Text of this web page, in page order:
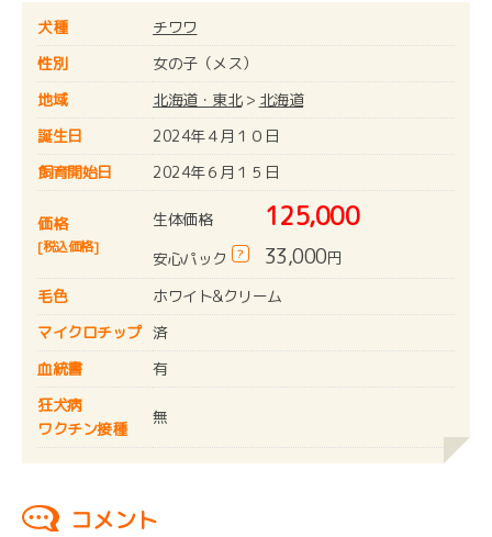
犬種
チワワ
性別
女の子（メス）
地域
北海道・東北> 北海道
誕生日
2024年４月１０日
飼育開始日
2024年６月１５日
価格
[税込価格]
生体価格 125,000
安心パック ? 33,000円
毛色
ホワイト&クリーム
マイクロチップ 済
血統書
有
狂犬病
ワクチン接種
無
コメント